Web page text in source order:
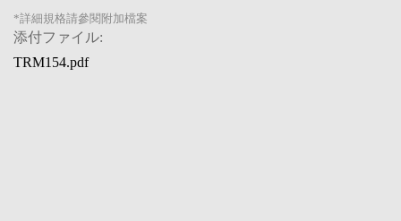
*詳細規格請參閱附加檔案
添付ファイル:
TRM154.pdf